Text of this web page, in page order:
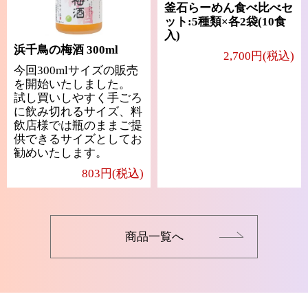
浜千鳥の梅酒 300ml
今回300mlサイズの販売
を開始いたしました。
試し買いしやすく手ごろ
に飲み切れるサイズ、料
飲店様では瓶のままご提
供できるサイズとしてお
勧めいたします。
803円(税込)
釜石らーめん食べ比べセ
ット:5種類×各2袋(10食
入)
2,700円(税込)
商品一覧へ